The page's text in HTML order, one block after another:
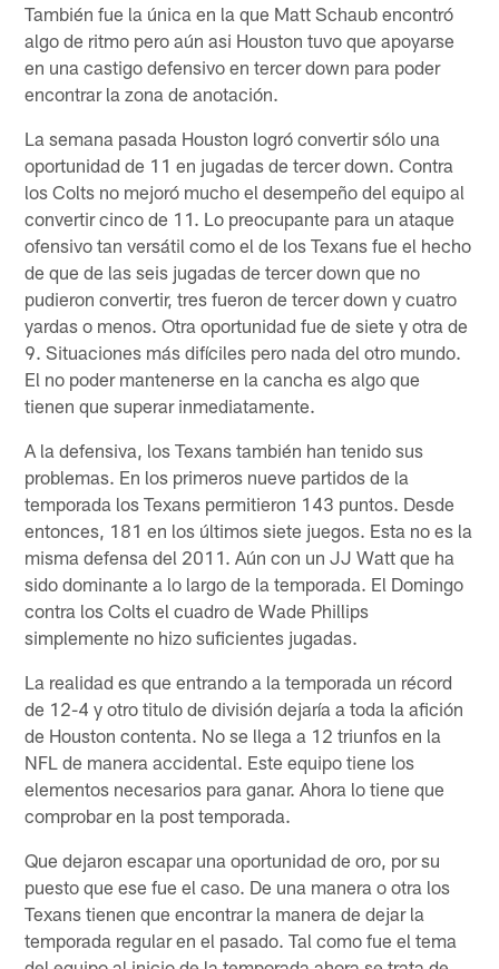
También fue la única en la que Matt Schaub encontró
algo de ritmo pero aún asi Houston tuvo que apoyarse
en una castigo defensivo en tercer down para poder
encontrar la zona de anotación.
La semana pasada Houston logró convertir sólo una
oportunidad de 11 en jugadas de tercer down. Contra
los Colts no mejoró mucho el desempeño del equipo al
convertir cinco de 11. Lo preocupante para un ataque
ofensivo tan versátil como el de los Texans fue el hecho
de que de las seis jugadas de tercer down que no
pudieron convertir, tres fueron de tercer down y cuatro
yardas o menos. Otra oportunidad fue de siete y otra de
9. Situaciones más difíciles pero nada del otro mundo.
El no poder mantenerse en la cancha es algo que
tienen que superar inmediatamente.
A la defensiva, los Texans también han tenido sus
problemas. En los primeros nueve partidos de la
temporada los Texans permitieron 143 puntos. Desde
entonces, 181 en los últimos siete juegos. Esta no es la
misma defensa del 2011. Aún con un JJ Watt que ha
sido dominante a lo largo de la temporada. El Domingo
contra los Colts el cuadro de Wade Phillips
simplemente no hizo suficientes jugadas.
La realidad es que entrando a la temporada un récord
de 12-4 y otro titulo de división dejaría a toda la afición
de Houston contenta. No se llega a 12 triunfos en la
NFL de manera accidental. Este equipo tiene los
elementos necesarios para ganar. Ahora lo tiene que
comprobar en la post temporada.
Que dejaron escapar una oportunidad de oro, por su
puesto que ese fue el caso. De una manera o otra los
Texans tienen que encontrar la manera de dejar la
temporada regular en el pasado. Tal como fue el tema